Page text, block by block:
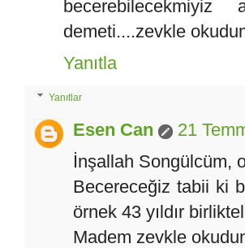
demeti....zevkle
Yanıtla
Yanıtlar
Esen Can
21
İnşallah Songülcüm,
Becereceğiz tabii ki
örnek 43 yıldır
Madem zevkle